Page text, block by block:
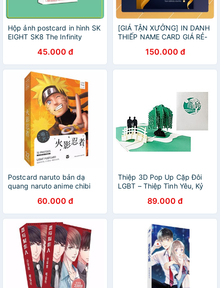
Hộp ảnh postcard in hình SK
EIGHT SK8 The Infinity
45.000 đ
[GIÁ TẬN XƯỞNG] IN DANH
THIẾP NAME CARD GIÁ RẺ-
150.000 đ
Postcard naruto bản dạ
quang naruto anime chibi
60.000 đ
Thiệp 3D Pop Up Cặp Đôi
LGBT – Thiệp Tình Yêu, Kỷ
89.000 đ